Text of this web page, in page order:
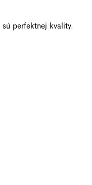
je 5 z 5 hviezdičiek.
perfektnej kvality.